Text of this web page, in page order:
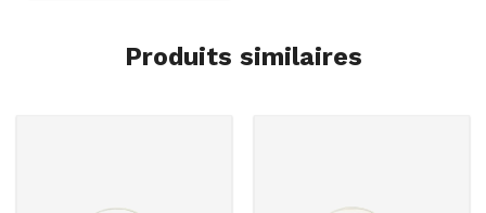
Produits similaires